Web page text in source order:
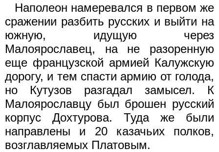
Наполеон намеревался в первом же
сражении разбить русских и выйти на
южную, идущую через
Малоярославец, на не разоренную
еще французской армией Калужскую
дорогу, и тем спасти армию от голода,
но Кутузов разгадал замысел. К
Малоярославцу был брошен русский
корпус Дохтурова. Туда же были
направлены и 20 казачьих полков,
возглавляемых Платовым.